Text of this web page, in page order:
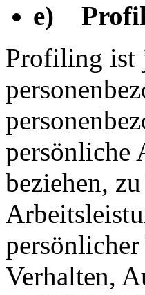
e)
Profiling ist
persönliche
beziehen,
Verhalten,